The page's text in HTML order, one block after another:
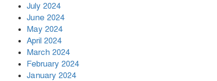
July 2024
June 2024
May 2024
April 2024
March 2024
February 2024
January 2024